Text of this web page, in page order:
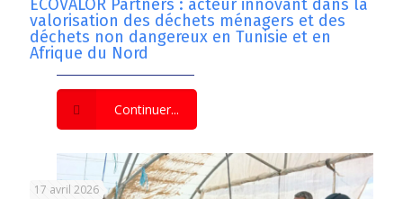
ECOVALOR Partners : acteur innovant dans la
valorisation des déchets ménagers et des
déchets non dangereux en Tunisie et en
Afrique du Nord
Continuer...
17 avril 2026